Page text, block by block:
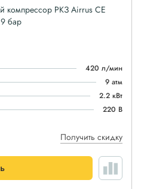
компрессор РКЗ Airrus CE
бар
420 л/мин
9 атм
2.2 кВт
220 В
Получить скидку